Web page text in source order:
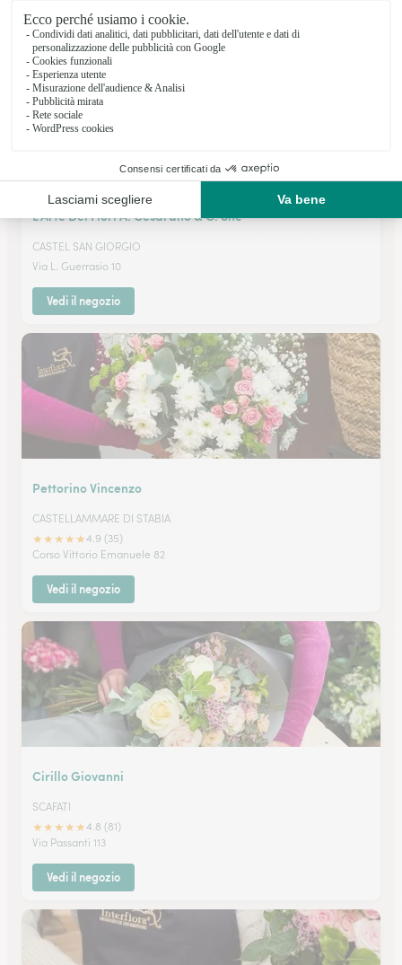
Vedi il negozio
L’Arte Dei Fiori A. Cesarano & C. Snc
CASTEL SAN GIORGIO
Via L. Guerrasio 10
Vedi il negozio
Pettorino Vincenzo
CASTELLAMMARE DI STABIA
★★★★★4.9 (35)
Corso Vittorio Emanuele 82
Vedi il negozio
Cirillo Giovanni
SCAFATI
★★★★★4.8 (81)
Via Passanti 113
Vedi il negozio